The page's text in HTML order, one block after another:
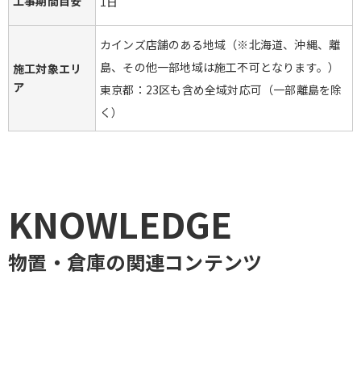
施工対象エリ
ア
カインズ店舗のある地域（※北海道、沖縄、離
島、その他一部地域は施工不可となります。）
東京都：23区も含め全域対応可（一部離島を除
く）
KNOWLEDGE
物置・倉庫の関連コンテンツ